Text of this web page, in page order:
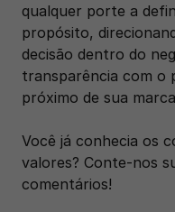
qualquer porte a
propósito,
decisão dentro do
transparência com o
próximo de sua
Você já conhecia os
valores? Conte-nos
comentários!